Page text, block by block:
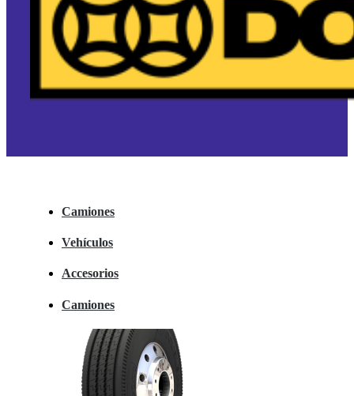
Camiones
Vehículos
Accesorios
Camiones